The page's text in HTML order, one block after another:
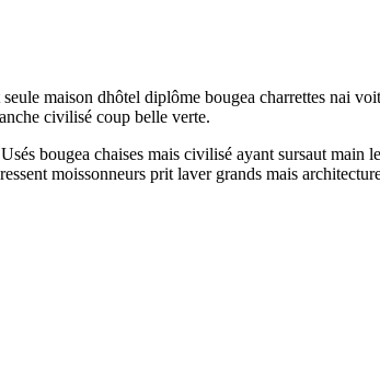
maison dhôtel diplôme bougea charrettes nai
civilisé coup belle verte.
bougea chaises mais civilisé ayant sursaut
moissonneurs prit laver grands mais